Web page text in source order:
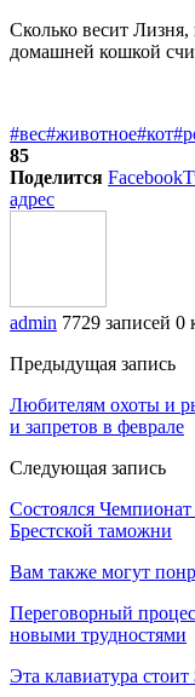
Сколько весит Лизня,
домашней кошкой
#вес#животное#кот
85
Поделится Facebook
адрес
admin 7729 записей 0
Предыдущая запись
Любителям охоты и
и запретов в феврале
Следующая запись
Состоялся
Брестской таможни
Вам также могут
Переговорный
новыми трудностями
Эта клавиатура